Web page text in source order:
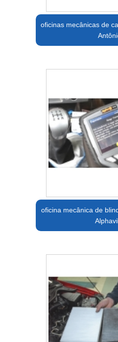
oficinas mecânicas de
oficina mecânica de